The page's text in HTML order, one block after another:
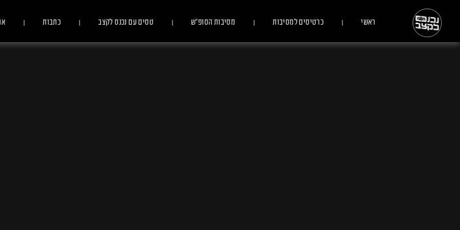
ראשי כרטיסים למסיבות מסיבות הסופ״ש טסים עם נכנס לקצב כתבות